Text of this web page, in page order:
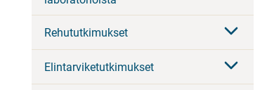
Rehututkimukset
Elintarviketutkimukset